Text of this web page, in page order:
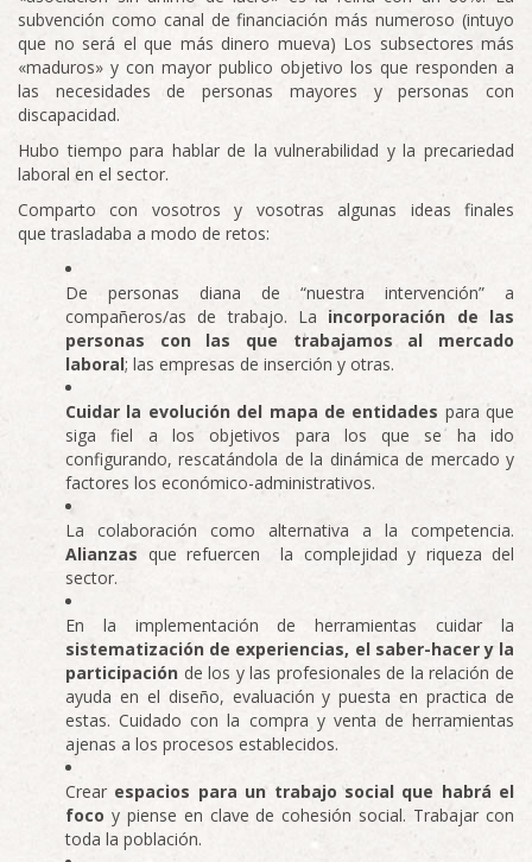
subvención como canal de financiación más numeroso (intuyo
que no será el que más dinero mueva) Los subsectores más
«maduros» y con mayor publico objetivo los que responden a
las necesidades de personas mayores y personas con
discapacidad.
Hubo tiempo para hablar de la vulnerabilidad y la precariedad
laboral en el sector.
Comparto con vosotros y vosotras algunas ideas finales
que trasladaba a modo de retos:
De personas diana de “nuestra intervención” a
compañeros/as de trabajo. La incorporación de las
personas con las que trabajamos al mercado
laboral; las empresas de inserción y otras.
Cuidar la evolución del mapa de entidades para que
siga fiel a los objetivos para los que se ha ido
configurando, rescatándola de la dinámica de mercado y
factores los económico-administrativos.
La colaboración como alternativa a la competencia.
Alianzas que refuercen la complejidad y riqueza del
sector.
En la implementación de herramientas cuidar la
sistematización de experiencias, el saber-hacer y la
participación de los y las profesionales de la relación de
ayuda en el diseño, evaluación y puesta en practica de
estas. Cuidado con la compra y venta de herramientas
ajenas a los procesos establecidos.
Crear espacios para un trabajo social que habrá el
foco y piense en clave de cohesión social. Trabajar con
toda la población.